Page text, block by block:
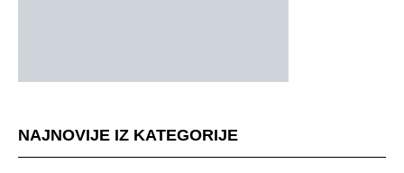
NAJNOVIJE IZ KATEGORIJE